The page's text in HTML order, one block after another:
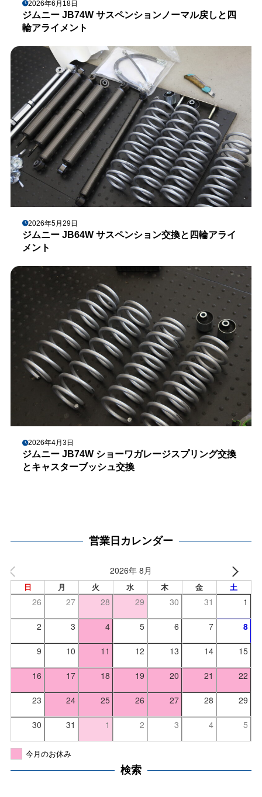
2026年6月18日
ジムニー JB74W サスペンションノーマル戻しと四
輪アライメント
2026年5月29日
ジムニー JB64W サスペンション交換と四輪アライ
メント
2026年4月3日
ジムニー JB74W ショーワガレージスプリング交換
とキャスターブッシュ交換
営業日カレンダー
2026年 8月
日 月 火 水 木 金 土
26 27 28 29 30 31 1
2 3 4 5 6 7 8
9 10 11 12 13 14 15
16 17 18 19 20 21 22
23 24 25 26 27 28 29
30 31 1 2 3 4 5
今月のお休み
検索